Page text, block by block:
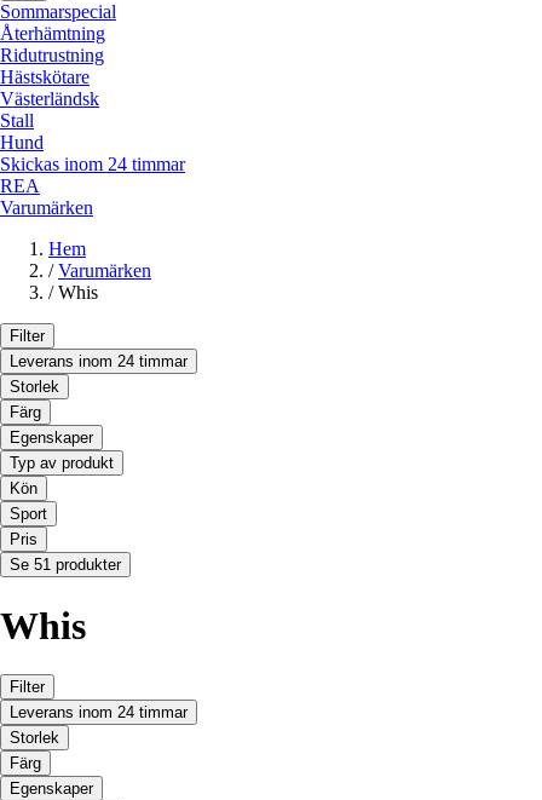
Sommarspecial
Återhämtning
Ridutrustning
Hästskötare
Västerländsk
Stall
Hund
Skickas inom 24 timmar
REA
Varumärken
Hem
/ Varumärken
/ Whis
Filter
Leverans inom 24 timmar
Storlek
Färg
Egenskaper
Typ av produkt
Kön
Sport
Pris
Se 51 produkter
Whis
Filter
Leverans inom 24 timmar
Storlek
Färg
Egenskaper